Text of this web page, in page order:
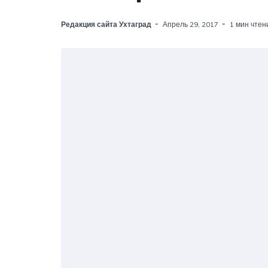
Редакция сайта Ухтаград Апрель 29, 2017 1 мин